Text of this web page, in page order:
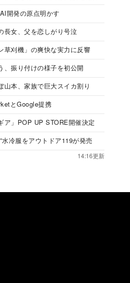
開発の原点明かす
長女、父を恋しがり号泣
草刈機」の爽快な実力に反響
、振り付けの様子を初公開
山本、家族で巨大スイカ割り
とGoogle提携
ア」POP UP STORE開催決定
水冷服をアウトドア119が発売
14:16更新